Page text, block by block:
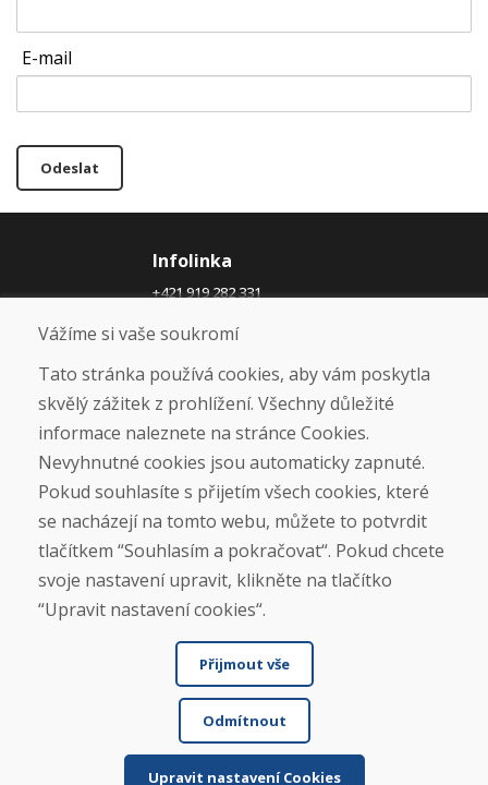
E-mail
Odeslat
Infolinka
+421 919 282 331
O nás
Blog
O nás
Kontakt
Nákup
Eshop
Jak posíláme elektrokola
Obchodní podmínky
Platba
Reklamace
Vrácení a výměna zboží
Ochrana osobních údajů
Cookies
Vážíme si vaše soukromí
Tato stránka používá cookies, aby vám poskytla
skvělý zážitek z prohlížení. Všechny důležité
informace naleznete na stránce Cookies.
Nevyhnutné cookies jsou automaticky zapnuté.
Pokud souhlasíte s přijetím všech cookies, které
se nacházejí na tomto webu, můžete to potvrdit
tlačítkem “Souhlasím a pokračovat“. Pokud chcete
svoje nastavení upravit, klikněte na tlačítko
“Upravit nastavení cookies“.
Přijmout vše
Odmítnout
Upravit nastavení Cookies